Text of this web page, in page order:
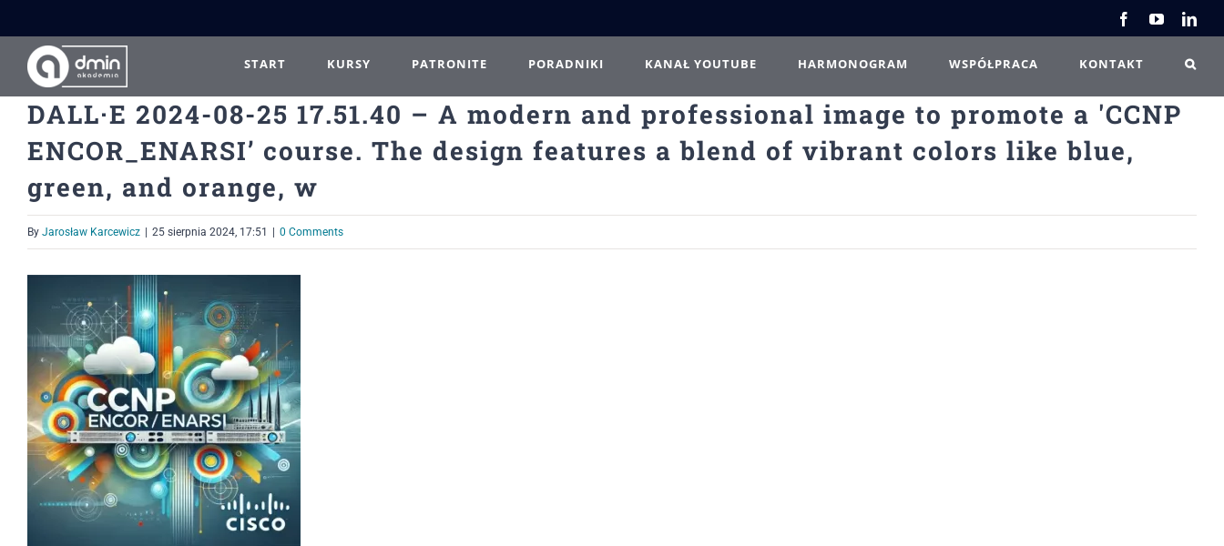
do
zawartości
FacebookYouTube
START KURSY PATRONITE PORADNIKI KANAŁ YOUTUBE HARMONOGRAM WSPÓŁPRACA KONTAKT
DALL·E 2024-08-25 17.51.40 – A modern and professional image to promote a 'CCNP
ENCOR_ENARSI’ course. The design features a blend of vibrant colors like blue,
green, and orange, w
By Jarosław Karcewicz 25 sierpnia 2024, 17:51 0 Comments